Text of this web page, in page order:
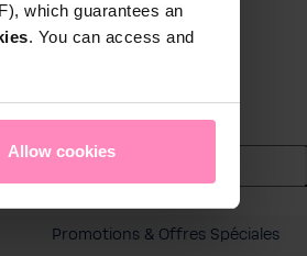
which guarantees an
. You can access and
Allow cookies
Promotions & Offres Spéciales